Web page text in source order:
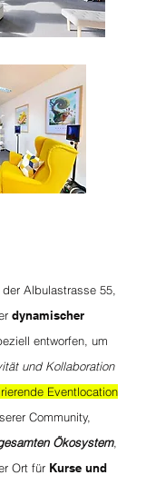
Albulastrasse 55,
dynamischer
entworfen, um
und Kollaboration
Eventlocation
Community,
Ökosystem,
Ort für Kurse und